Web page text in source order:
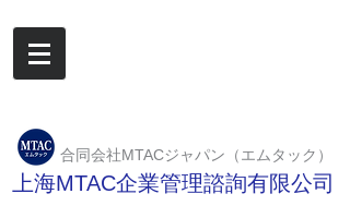
合同会社MTACジャパン（エムタック）
上海MTAC企業管理諮詢有限公司